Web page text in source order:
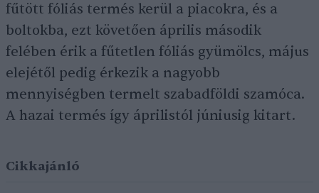
fűtött fóliás termés kerül a piacokra, és a
boltokba, ezt követően április második
felében érik a fűtetlen fóliás gyümölcs, május
elejétől pedig érkezik a nagyobb
mennyiségben termelt szabadföldi szamóca.
A hazai termés így áprilistól júniusig kitart.
Cikkajánló